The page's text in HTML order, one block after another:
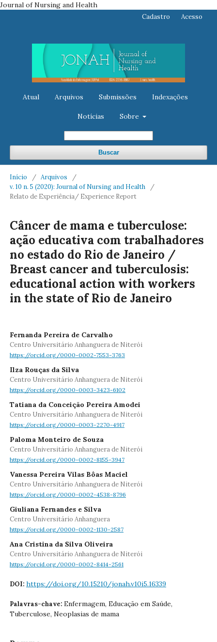
Journal of Nursing and Health
Atual Arquivos Submissões Indexações
Notícias Sobre
Buscar
Cadastro Acesso
Início / Arquivos
/
v. 10 n. 5 (2020): Journal of Nursing and Health
/
Relato de Experiência/ Experience Report
Câncer de mama e tuberculose:
ação educativa com trabalhadores
no estado do Rio de Janeiro /
Breast cancer and tuberculosis:
educational action with workers
in the state of Rio de Janeiro
Fernanda Pereira de Carvalho
Centro Universitário Anhanguera de Niterói
https://orcid.org/0000-0002-7553-3763
Ilza Rouças da Silva
Centro Universitário Anhanguera de Niterói
https://orcid.org/0000-0003-3423-6102
Tatiana da Conceição Pereira Amodei
Centro Universitário Anhanguera de Niterói
https://orcid.org/0000-0003-2270-4917
Paloma Monteiro de Souza
Centro Universitário Anhanguera de Niterói
https://orcid.org/0000-0002-8155-3947
Vanessa Pereira Vilas Bôas Maciel
Centro Universitário Anhanguera de Niterói
https://orcid.org/0000-0002-4538-8796
Giuliana Fernandes e Silva
Centro Universitário Anhanguera
https://orcid.org/0000-0002-1130-2587
Ana Cristina da Silva Oliveira
Centro Universitário Anhanguera de Niterói
https://orcid.org/0000-0002-8414-2561
DOI: https://doi.org/10.15210/jonah.v10i5.16339
Palavras-chave: Enfermagem, Educação em Saúde,
Tuberculose, Neoplasias de mama